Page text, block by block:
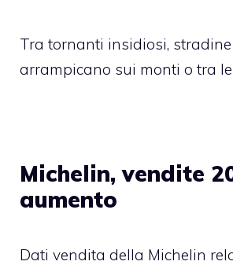
Tra tornanti insidiosi, stradine
arrampicano sui monti o tra
Michelin, vendite
aumento
Dati vendita della Michelin